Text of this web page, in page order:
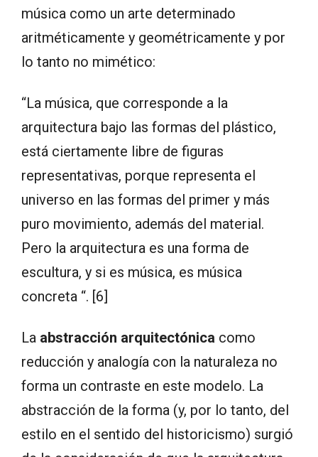
música como un arte determinado
aritméticamente y geométricamente y por
lo tanto no mimético:
“La música, que corresponde a la
arquitectura bajo las formas del plástico,
está ciertamente libre de figuras
representativas, porque representa el
universo en las formas del primer y más
puro movimiento, además del material.
Pero la arquitectura es una forma de
escultura, y si es música, es música
concreta “. [6]
La abstracción arquitectónica como
reducción y analogía con la naturaleza no
forma un contraste en este modelo. La
abstracción de la forma (y, por lo tanto, del
estilo en el sentido del historicismo) surgió